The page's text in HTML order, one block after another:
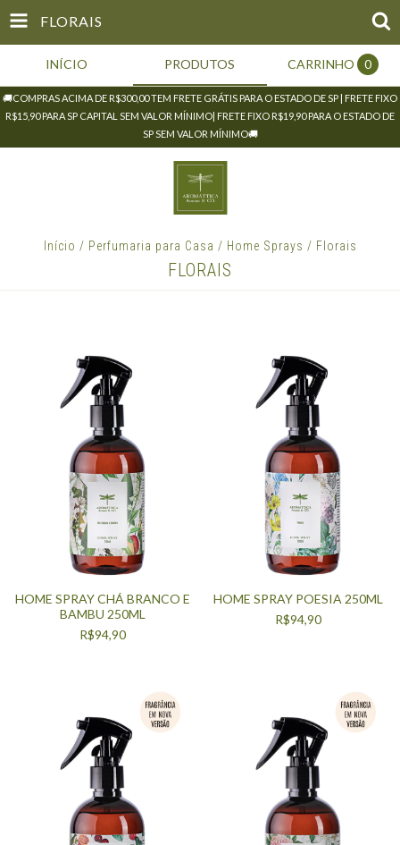
FLORAIS
INÍCIO PRODUTOS CARRINHO 0
🚚COMPRAS ACIMA DE R$300,00 TEM FRETE GRÁTIS PARA O ESTADO DE SP | FRETE FIXO
R$15,90 PARA SP CAPITAL SEM VALOR MÍNIMO| FRETE FIXO R$19,90 PARA O ESTADO DE
SP SEM VALOR MÍNIMO🚚
Início / Perfumaria para Casa / Home Sprays / Florais
FLORAIS
HOME SPRAY CHÁ BRANCO E
BAMBU 250ML
R$94,90
HOME SPRAY POESIA 250ML
R$94,90